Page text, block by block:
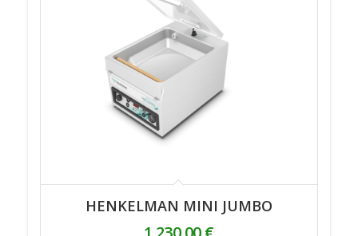
HENKELMAN MINI JUMBO